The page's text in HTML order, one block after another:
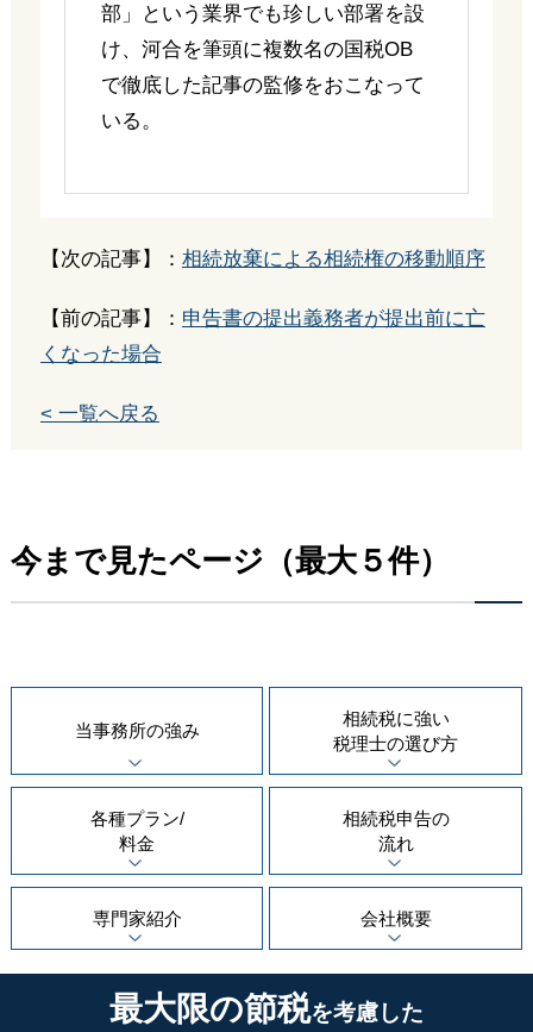
部」という業界でも珍しい部署を設
け、河合を筆頭に複数名の国税OB
で徹底した記事の監修をおこなって
いる。
【次の記事】： 相続放棄による相続権の移動順序
【前の記事】： 申告書の提出義務者が提出前に亡
くなった場合
< 一覧へ戻る
今まで見たページ（最大５件）
当事務所の強み
相続税に強い
税理士の選び方
各種プラン/
料金
相続税申告の
流れ
専門家紹介 会社概要
最大限の節税を考慮した